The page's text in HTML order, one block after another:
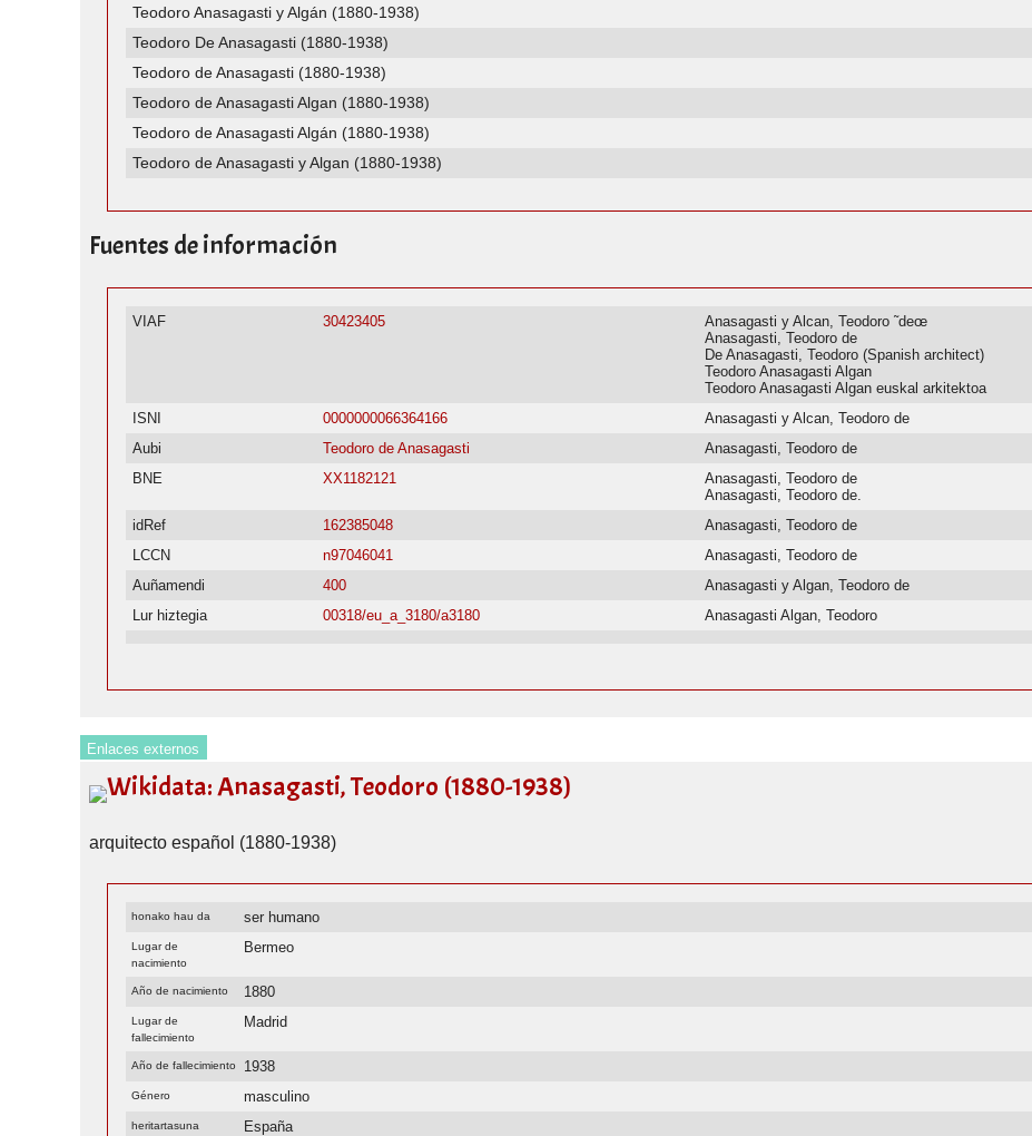
Teodoro Anasagasti y Algán (1880-1938)
Teodoro De Anasagasti (1880-1938)
Teodoro de Anasagasti (1880-1938)
Teodoro de Anasagasti Algan (1880-1938)
Teodoro de Anasagasti Algán (1880-1938)
Teodoro de Anasagasti y Algan (1880-1938)
Fuentes de información
VIAF 30423405
Anasagasti y Alcan, Teodoro ˜deœ
Anasagasti, Teodoro de
De Anasagasti, Teodoro (Spanish architect)
Teodoro Anasagasti Algan
Teodoro Anasagasti Algan euskal arkitektoa
ISNI
0000000066364166
Anasagasti y Alcan, Teodoro de
Aubi
Teodoro de Anasagasti
Anasagasti, Teodoro de
BNE
XX1182121
Anasagasti, Teodoro de
Anasagasti, Teodoro de.
idRef
162385048
Anasagasti, Teodoro de
LCCN
n97046041
Anasagasti, Teodoro de
Auñamendi
400
Anasagasti y Algan, Teodoro de
Lur hiztegia
00318/eu_a_3180/a3180 Anasagasti Algan, Teodoro
Enlaces externos
Wikidata: Anasagasti, Teodoro (1880-1938)
arquitecto español (1880-1938)
honako hau da ser humano
Lugar de
nacimiento
Bermeo
Año de nacimiento 1880
Lugar de
fallecimiento
Madrid
Año de fallecimiento 1938
Género masculino
heritartasuna España